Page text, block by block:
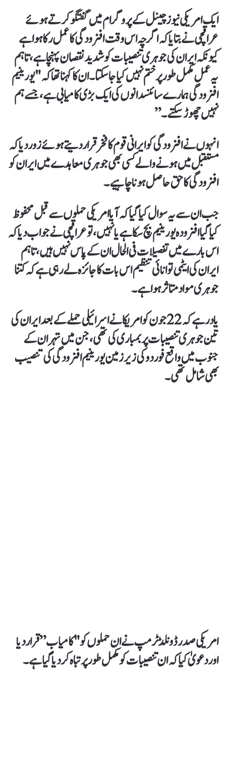
ایک امریکی نیوز چینل کے پروگرام میں گفتگو کرتے ہوئے
عراقچی نے بتایا کہ اگرچہ اس وقت افزودگی کا عمل رکا ہوا ہے
کیونکہ ایران کی جوہری تنصیبات کو شدید نقصان پہنچا ہے، تاہم
یہ عمل مکمل طور پر ختم نہیں کیا جا سکتا۔ ان کا کہنا تھا کہ "یورینیم
افزودگی ہمارے سائنسدانوں کی ایک بڑی کامیابی ہے، جسے ہم
نہیں چھوڑ سکتے۔”
انہوں نے افزودگی کو ایرانی قوم کا فخر قرار دیتے ہوئے زور دیا کہ
مستقبل میں ہونے والے کسی بھی جوہری معاہدے میں ایران کو
افزودگی کا حق حاصل ہونا چاہیے۔
جب ان سے یہ سوال کیا گیا کہ آیا امریکی حملوں سے قبل محفوظ
کیا گیا افزودہ یورینیم بچ سکا ہے یا نہیں، تو عراقچی نے جواب دیا کہ
اس بارے میں تفصیلات فی الحال ان کے پاس نہیں ہیں، تاہم
ایران کی ایٹمی توانائی تنظیم اس بات کا جائزہ لے رہی ہے کہ کتنا
جوہری مواد متاثر ہوا ہے۔
یاد رہے کہ 22 جون کو امریکا نے اسرائیلی حملے کے بعد ایران کی
تین جوہری تنصیبات پر بمباری کی تھی، جن میں تہران کے
جنوب میں واقع فوردو کی زیر زمین یورینیم افزودگی کی تنصیب
بھی شامل تھی۔
امریکی صدر ڈونلڈ ٹرمپ نے ان حملوں کو "کامیاب” قرار دیا
اور دعویٰ کیا کہ ان تنصیبات کو مکمل طور پر تباہ کر دیا گیا ہے۔